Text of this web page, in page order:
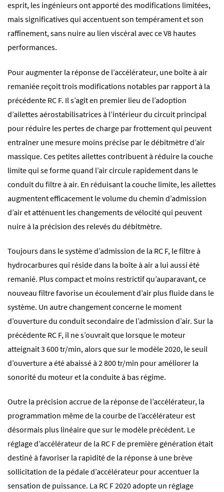
esprit, les ingénieurs ont apporté des modifications limitées,
mais significatives qui accentuent son tempérament et son
raffinement, sans nuire au lien viscéral avec ce V8 hautes
performances.
Pour augmenter la réponse de l’accélérateur, une boîte à air
remaniée reçoit trois modifications notables par rapport à la
précédente RC F. Il s’agit en premier lieu de l’adoption
d’ailettes aérostabilisatrices à l’intérieur du circuit principal
pour réduire les pertes de charge par frottement qui peuvent
entraîner une mesure moins précise par le débitmètre d’air
massique. Ces petites ailettes contribuent à réduire la couche
limite qui se forme quand l’air circule rapidement dans le
conduit du filtre à air. En réduisant la couche limite, les ailettes
augmentent efficacement le volume du chemin d’admission
d’air et atténuent les changements de vélocité qui peuvent
nuire à la précision des relevés du débitmètre.
Toujours dans le système d’admission de la RC F, le filtre à
hydrocarbures qui réside dans la boîte à air a lui aussi été
remanié. Plus compact et moins restrictif qu’auparavant, ce
nouveau filtre favorise un écoulement d’air plus fluide dans le
système. Un autre changement concerne le moment
d’ouverture du conduit secondaire de l’admission d’air. Sur la
précédente RC F, il ne s’ouvrait que lorsque le moteur
atteignait 3 600 tr/min, alors que sur le modèle 2020, le seuil
d’ouverture a été abaissé à 2 800 tr/min pour améliorer la
sonorité du moteur et la conduite à bas régime.
Outre la précision accrue de la réponse de l’accélérateur, la
programmation même de la courbe de l’accélérateur est
désormais plus linéaire que sur le modèle précédent. Le
réglage d’accélérateur de la RC F de première génération était
destiné à favoriser la rapidité de la réponse à une brève
sollicitation de la pédale d’accélérateur pour accentuer la
sensation de puissance. La RC F 2020 adopte un réglage